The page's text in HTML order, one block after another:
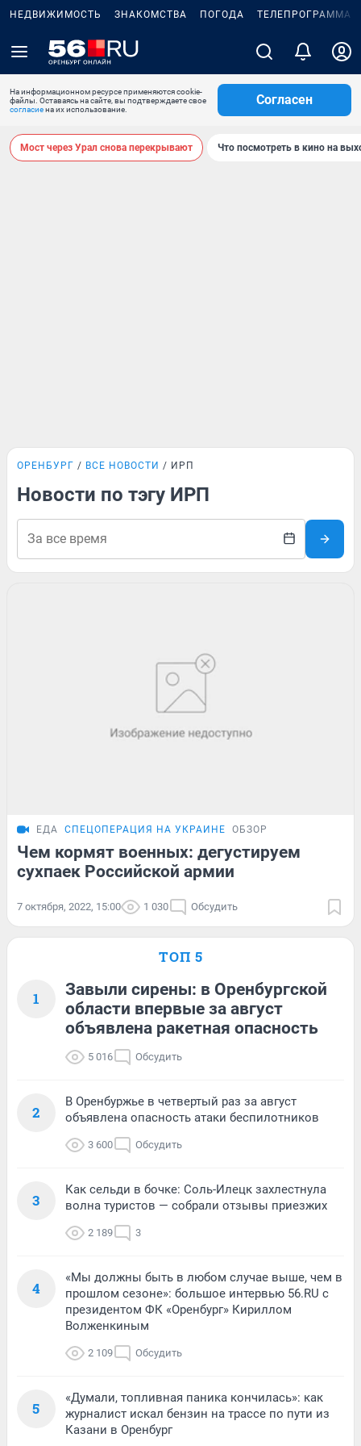
НЕДВИЖИМОСТЬ ЗНАКОМСТВА ПОГОДА ТЕЛЕПРОГРАММА
На информационном ресурсе применяются cookie-
файлы. Оставаясь на сайте, вы подтверждаете свое
согласиена их использование.
Согласен
Мост через Урал снова перекрывают Что посмотреть в кино на
ОРЕНБУРГ ВСЕ НОВОСТИ ИРП
Новости по тэгу ИРП
ЕДА СПЕЦОПЕРАЦИЯ НА УКРАИНЕ ОБЗОР
Чем кормят военных: дегустируем
сухпаек Российской армии
7 октября, 2022, 15:00 1 030 Обсудить
ТОП 5
1
Завыли сирены: в Оренбургской
области впервые за август
объявлена ракетная опасность
5 016 Обсудить
2
В Оренбуржье в четвертый раз за август
объявлена опасность атаки беспилотников
3 600 Обсудить
3
Как сельди в бочке: Соль-Илецк захлестнула
волна туристов — собрали отзывы приезжих
2 189 3
4
«Мы должны быть в любом случае выше, чем в
прошлом сезоне»: большое интервью 56.RU с
президентом ФК «Оренбург» Кириллом
Волженкиным
2 109 Обсудить
5
«Думали, топливная паника кончилась»: как
журналист искал бензин на трассе по пути из
Казани в Оренбург